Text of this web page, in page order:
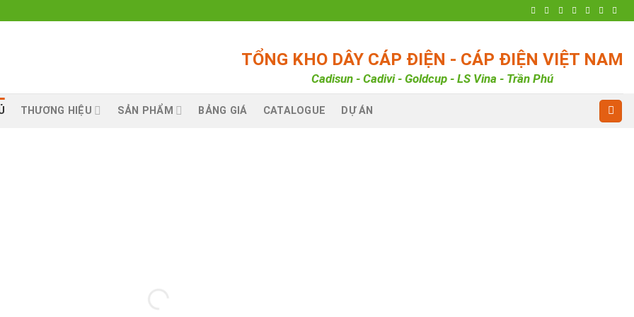
TỔNG KHO DÂY CÁP ĐIỆN - CÁP ĐIỆN VIỆT NAM
Cadisun - Cadivi - Goldcup - LS Vina - Trần Phú
THƯƠNG HIỆU SẢN PHẨM BẢNG GIÁ CATALOGUE DỰ ÁN